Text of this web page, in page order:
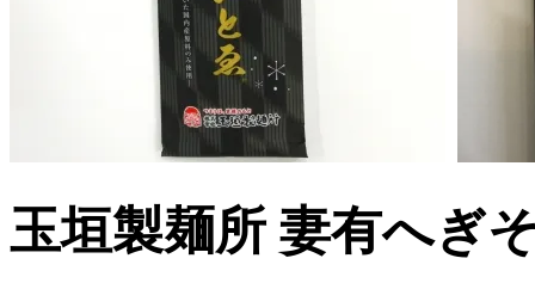
玉垣製麺所 妻有へぎ